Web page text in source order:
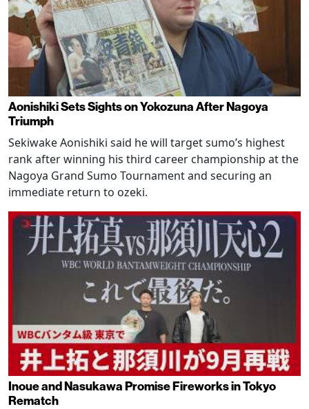
Aonishiki Sets Sights on Yokozuna After Nagoya
Triumph
Sekiwake Aonishiki said he will target sumo’s highest
rank after winning his third career championship at the
Nagoya Grand Sumo Tournament and securing an
immediate return to ozeki.
Inoue and Nasukawa Promise Fireworks in Tokyo
Rematch